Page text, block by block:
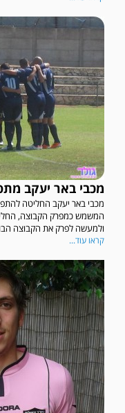
מכבי באר יעקב
מכבי באר יעקב החליטה
המשמש כמפרק הקבוצה,
ולמעשה לפרק את הקבוצה
קראו עוד...